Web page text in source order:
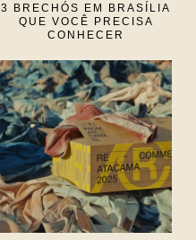
3 BRECHÓS EM BRASÍLIA
QUE VOCÊ PRECISA
CONHECER